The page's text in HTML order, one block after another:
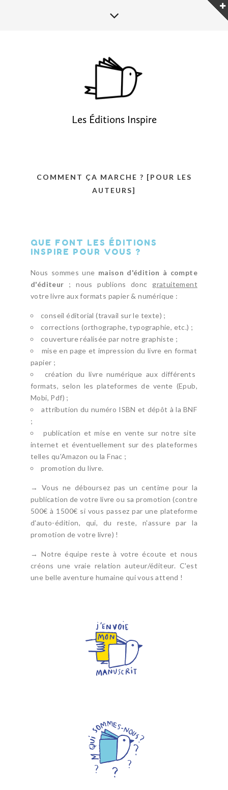
Les Éditions Inspire
COMMENT ÇA MARCHE ? [POUR LES
AUTEURS]
QUE FONT LES ÉDITIONS
INSPIRE POUR VOUS ?
Nous sommes une maison d'édition à compte
d'éditeur ; nous publions donc gratuitement
votre livre aux formats papier & numérique :
conseil éditorial (travail sur le texte) ;
corrections (orthographe, typographie, etc.) ;
couverture réalisée par notre graphiste ;
mise en page et impression du livre en format
papier ;
création du livre numérique aux différents
formats, selon les plateformes de vente (Epub,
Mobi, Pdf) ;
attribution du numéro ISBN et dépôt à la BNF
;
publication et mise en vente sur notre site
internet et éventuellement sur des plateformes
telles qu'Amazon ou la Fnac ;
promotion du livre.
→ Vous ne déboursez pas un centime pour la
publication de votre livre ou sa promotion (contre
500€ à 1500€ si vous passez par une plateforme
d'auto-édition, qui, du reste, n'assure par la
promotion de votre livre) !
→ Notre équipe reste à votre écoute et nous
créons une vraie relation auteur/éditeur. C'est
une belle aventure humaine qui vous attend !